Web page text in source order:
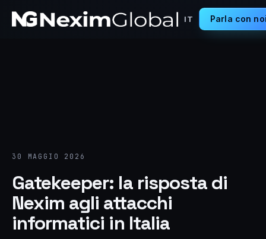
IT Parla con
30 MAGGIO 2026
Gatekeeper: la risposta di
Nexim agli attacchi
informatici in Italia